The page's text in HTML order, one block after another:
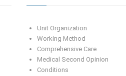
Unit Organization
Working Method
Comprehensive Care
Medical Second Opinion
Conditions